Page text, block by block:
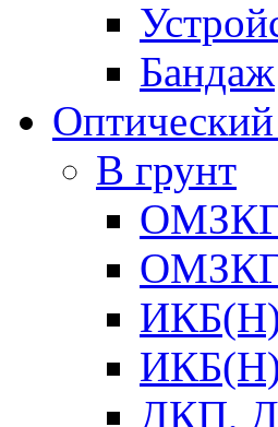
Бандаж
Оптический
В грунт
ДКП,